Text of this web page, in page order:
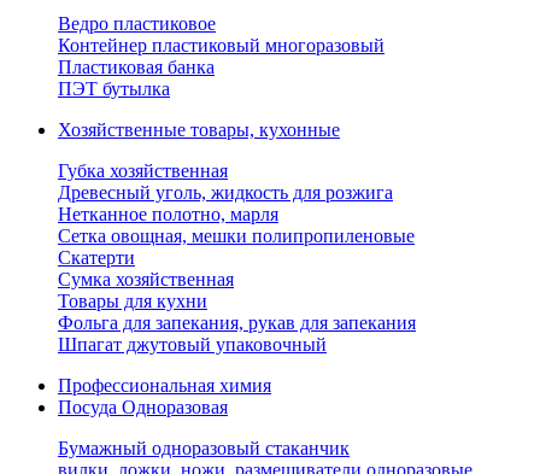
Ведро пластиковое
Контейнер пластиковый многоразовый
Пластиковая банка
ПЭТ бутылка
Хозяйственные товары, кухонные
Губка хозяйственная
Древесный уголь, жидкость для розжига
Нетканное полотно, марля
Сетка овощная, мешки полипропиленовые
Скатерти
Сумка хозяйственная
Товары для кухни
Фольга для запекания, рукав для запекания
Шпагат джутовый упаковочный
Профессиональная химия
Посуда Одноразовая
Бумажный одноразовый стаканчик
вилки, ложки, ножи, размешиватели одноразовые